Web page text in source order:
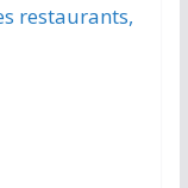
restaurants,